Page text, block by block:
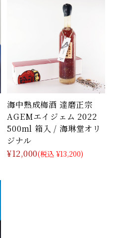
海中熟成梅酒 達磨正宗
AGEMエイジェム 2022
500ml 箱入 / 海琳堂オリ
ジナル
¥12,000(税込 ¥13,200)